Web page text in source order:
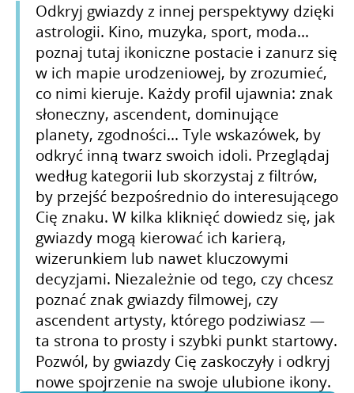
Odkryj gwiazdy z innej perspektywy dzięki
astrologii. Kino, muzyka, sport, moda...
poznaj tutaj ikoniczne postacie i zanurz się
w ich mapie urodzeniowej, by zrozumieć,
co nimi kieruje. Każdy profil ujawnia: znak
słoneczny, ascendent, dominujące
planety, zgodności... Tyle wskazówek, by
odkryć inną twarz swoich idoli. Przeglądaj
według kategorii lub skorzystaj z filtrów,
by przejść bezpośrednio do interesującego
Cię znaku. W kilka kliknięć dowiedz się, jak
gwiazdy mogą kierować ich karierą,
wizerunkiem lub nawet kluczowymi
decyzjami. Niezależnie od tego, czy chcesz
poznać znak gwiazdy filmowej, czy
ascendent artysty, którego podziwiasz —
ta strona to prosty i szybki punkt startowy.
Pozwól, by gwiazdy Cię zaskoczyły i odkryj
nowe spojrzenie na swoje ulubione ikony.